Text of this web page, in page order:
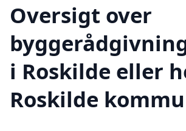
Oversigt over
i Roskilde eller
Roskilde